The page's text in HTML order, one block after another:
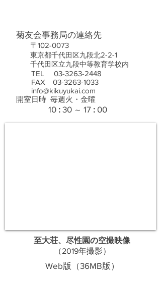
菊友会事務局の連絡先
〒102-0073
東京都千代田区九段北2-2-1
千代田区立九段中等教育学校内
TEL
03-3263-2448
FAX 03-3263-1033
info@kikuyukai.com
開室日時 毎週 火・金曜
10 : 30 ～ 17 : 00
至大荘、尽性園の空撮映像
​（2019年撮影）
Web版（36MB版）